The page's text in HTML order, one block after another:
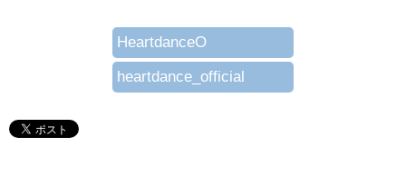
HeartdanceO
heartdance_official